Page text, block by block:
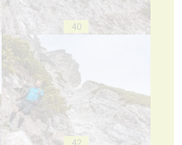
40
42